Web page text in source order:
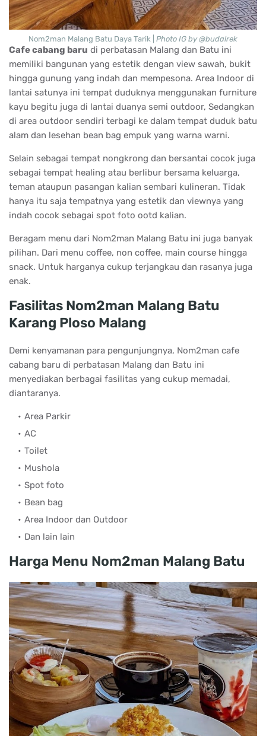
Nom2man Malang Batu Daya Tarik | Photo IG by @budalrek
Cafe cabang baru di perbatasan Malang dan Batu ini
memiliki bangunan yang estetik dengan view sawah, bukit
hingga gunung yang indah dan mempesona. Area Indoor di
lantai satunya ini tempat duduknya menggunakan furniture
kayu begitu juga di lantai duanya semi outdoor, Sedangkan
di area outdoor sendiri terbagi ke dalam tempat duduk batu
alam dan lesehan bean bag empuk yang warna warni.
Selain sebagai tempat nongkrong dan bersantai cocok juga
sebagai tempat healing atau berlibur bersama keluarga,
teman ataupun pasangan kalian sembari kulineran. Tidak
hanya itu saja tempatnya yang estetik dan viewnya yang
indah cocok sebagai spot foto ootd kalian.
Beragam menu dari Nom2man Malang Batu ini juga banyak
pilihan. Dari menu coffee, non coffee, main course hingga
snack. Untuk harganya cukup terjangkau dan rasanya juga
enak.
Fasilitas Nom2man Malang Batu
Karang Ploso Malang
Demi kenyamanan para pengunjungnya, Nom2man cafe
cabang baru di perbatasan Malang dan Batu ini
menyediakan berbagai fasilitas yang cukup memadai,
diantaranya.
Area Parkir
AC
Toilet
Mushola
Spot foto
Bean bag
Area Indoor dan Outdoor
Dan lain lain
Harga Menu Nom2man Malang Batu